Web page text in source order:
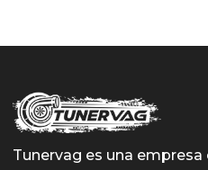
Tunervag es una empresa